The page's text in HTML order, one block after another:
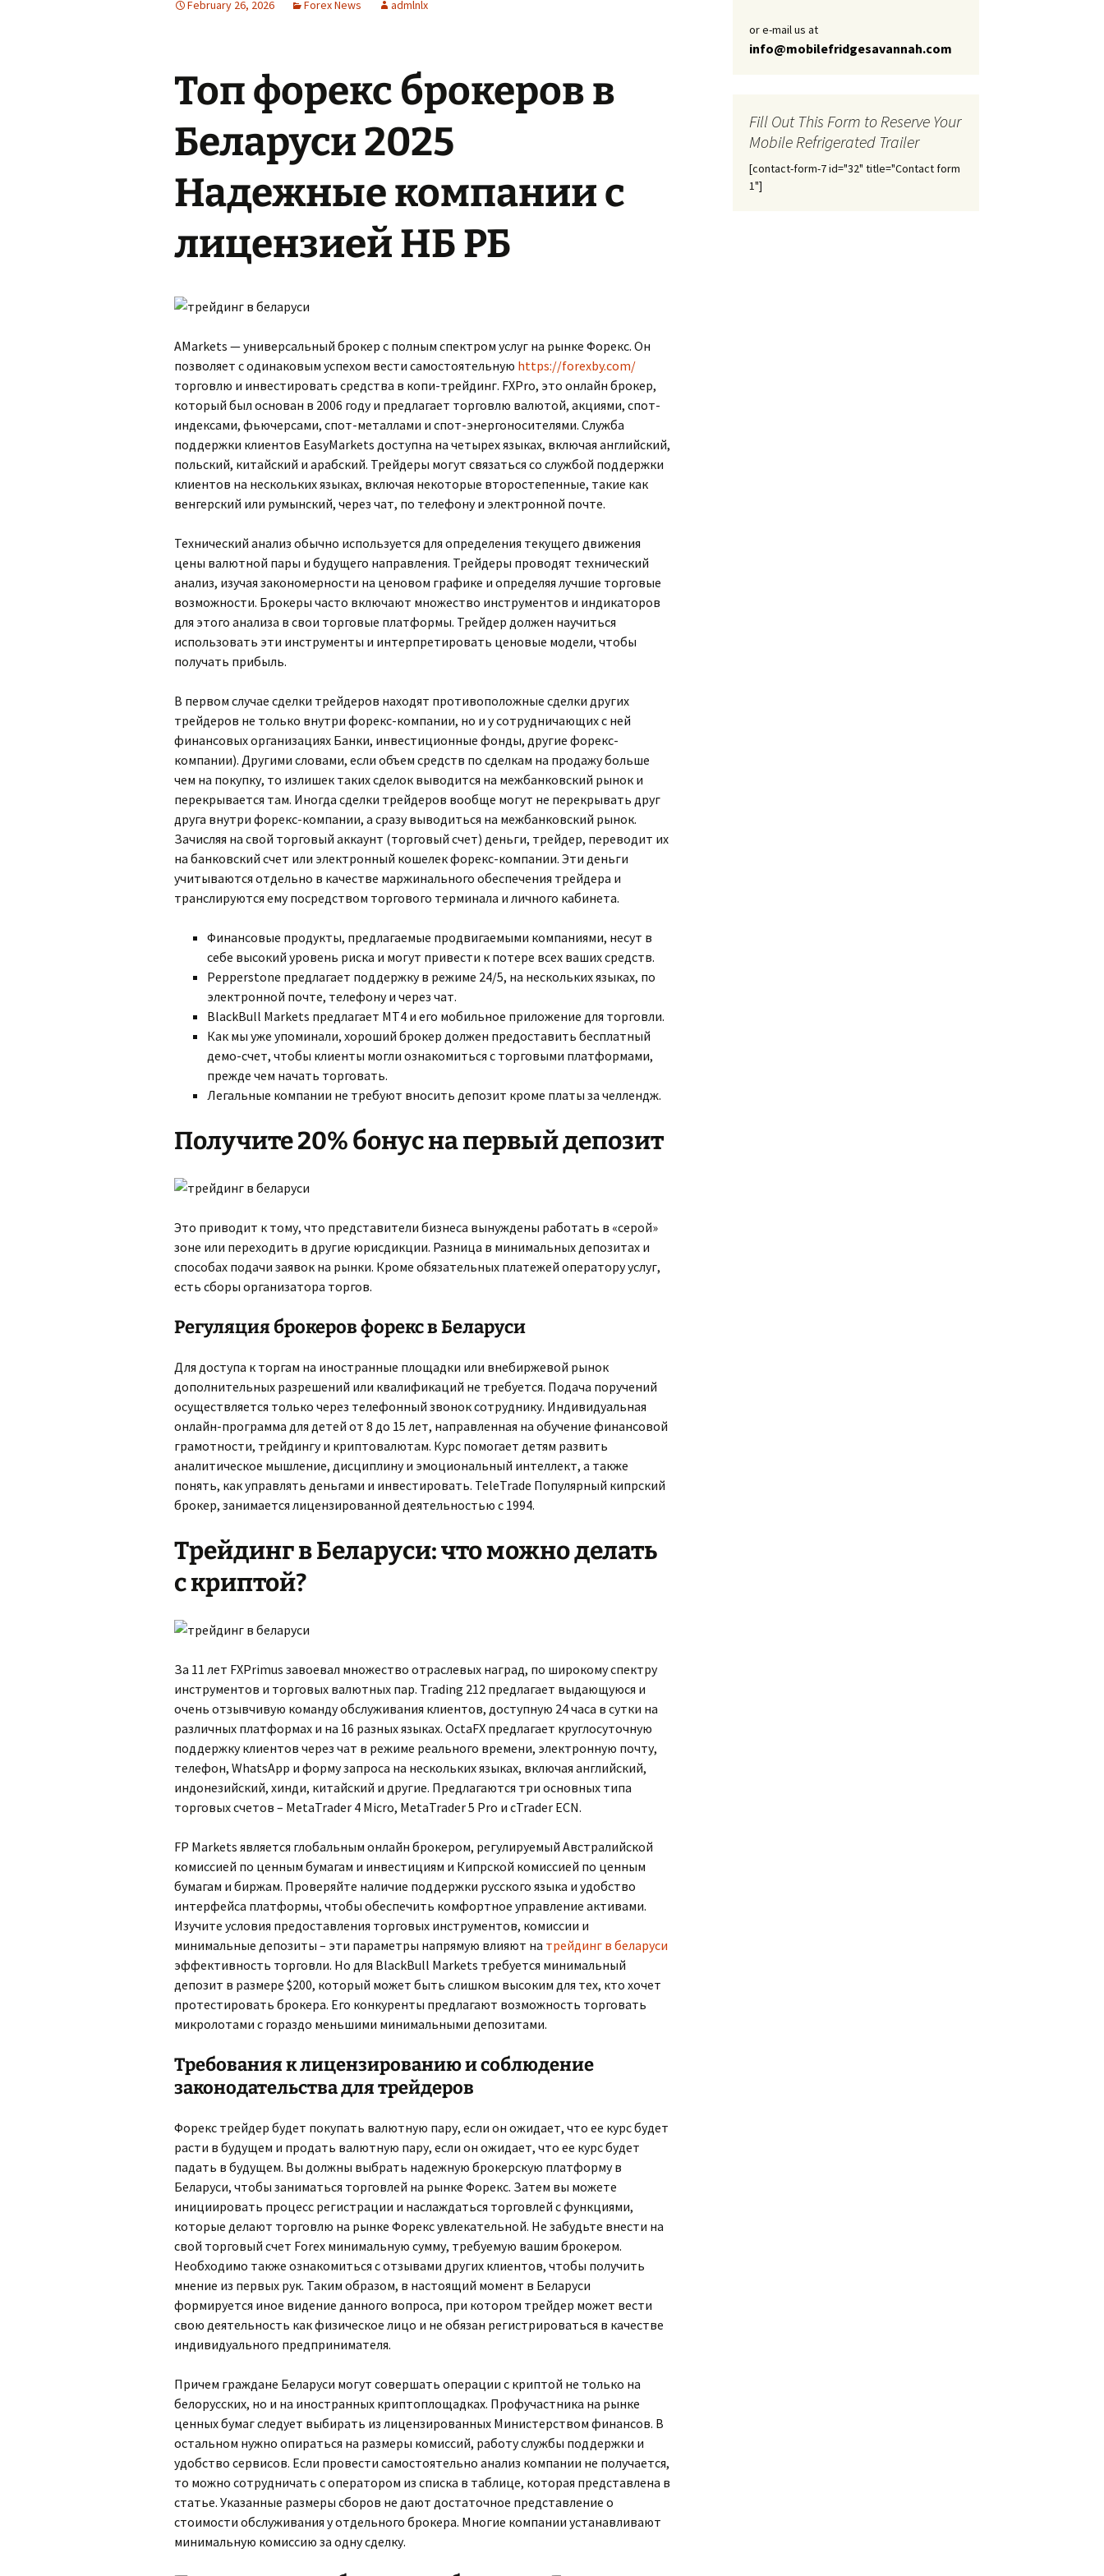
February 26, 2026 Forex News admlnlx
Топ форекс брокеров в
Беларуси 2025
Надежные компании с
лицензией НБ РБ
AMarkets — универсальный брокер с полным спектром услуг на рынке Форекс. Он
позволяет с одинаковым успехом вести самостоятельную https://forexby.com/
торговлю и инвестировать средства в копи-трейдинг. FXPro, это онлайн брокер,
который был основан в 2006 году и предлагает торговлю валютой, акциями, спот-
индексами, фьючерсами, спот-металлами и спот-энергоносителями. Служба
поддержки клиентов EasyMarkets доступна на четырех языках, включая английский,
польский, китайский и арабский. Трейдеры могут связаться со службой поддержки
клиентов на нескольких языках, включая некоторые второстепенные, такие как
венгерский или румынский, через чат, по телефону и электронной почте.
Технический анализ обычно используется для определения текущего движения
цены валютной пары и будущего направления. Трейдеры проводят технический
анализ, изучая закономерности на ценовом графике и определяя лучшие торговые
возможности. Брокеры часто включают множество инструментов и индикаторов
для этого анализа в свои торговые платформы. Трейдер должен научиться
использовать эти инструменты и интерпретировать ценовые модели, чтобы
получать прибыль.
В первом случае сделки трейдеров находят противоположные сделки других
трейдеров не только внутри форекс-компании, но и у сотрудничающих с ней
финансовых организациях Банки, инвестиционные фонды, другие форекс-
компании). Другими словами, если объем средств по сделкам на продажу больше
чем на покупку, то излишек таких сделок выводится на межбанковский рынок и
перекрывается там. Иногда сделки трейдеров вообще могут не перекрывать друг
друга внутри форекс-компании, а сразу выводиться на межбанковский рынок.
Зачисляя на свой торговый аккаунт (торговый счет) деньги, трейдер, переводит их
на банковский счет или электронный кошелек форекс-компании. Эти деньги
учитываются отдельно в качестве маржинального обеспечения трейдера и
транслируются ему посредством торгового терминала и личного кабинета.
Финансовые продукты, предлагаемые продвигаемыми компаниями, несут в
себе высокий уровень риска и могут привести к потере всех ваших средств.
Pepperstone предлагает поддержку в режиме 24/5, на нескольких языках, по
электронной почте, телефону и через чат.
BlackBull Markets предлагает MT4 и его мобильное приложение для торговли.
Как мы уже упоминали, хороший брокер должен предоставить бесплатный
демо-счет, чтобы клиенты могли ознакомиться с торговыми платформами,
прежде чем начать торговать.
Легальные компании не требуют вносить депозит кроме платы за челлендж.
Получите 20% бонус на первый депозит
Это приводит к тому, что представители бизнеса вынуждены работать в «серой»
зоне или переходить в другие юрисдикции. Разница в минимальных депозитах и
способах подачи заявок на рынки. Кроме обязательных платежей оператору услуг,
есть сборы организатора торгов.
Регуляция брокеров форекс в Беларуси
Для доступа к торгам на иностранные площадки или внебиржевой рынок
дополнительных разрешений или квалификаций не требуется. Подача поручений
осуществляется только через телефонный звонок сотруднику. Индивидуальная
онлайн-программа для детей от 8 до 15 лет, направленная на обучение финансовой
грамотности, трейдингу и криптовалютам. Курс помогает детям развить
аналитическое мышление, дисциплину и эмоциональный интеллект, а также
понять, как управлять деньгами и инвестировать. TeleTrade Популярный кипрский
брокер, занимается лицензированной деятельностью с 1994.
Трейдинг в Беларуси: что можно делать
с криптой?
За 11 лет FXPrimus завоевал множество отраслевых наград, по широкому спектру
инструментов и торговых валютных пар. Trading 212 предлагает выдающуюся и
очень отзывчивую команду обслуживания клиентов, доступную 24 часа в сутки на
различных платформах и на 16 разных языках. OctaFX предлагает круглосуточную
поддержку клиентов через чат в режиме реального времени, электронную почту,
телефон, WhatsApp и форму запроса на нескольких языках, включая английский,
индонезийский, хинди, китайский и другие. Предлагаются три основных типа
торговых счетов – MetaTrader 4 Micro, MetaTrader 5 Pro и cTrader ECN.
FP Markets является глобальным онлайн брокером, регулируемый Австралийской
комиссией по ценным бумагам и инвестициям и Кипрской комиссией по ценным
бумагам и биржам. Проверяйте наличие поддержки русского языка и удобство
интерфейса платформы, чтобы обеспечить комфортное управление активами.
Изучите условия предоставления торговых инструментов, комиссии и
минимальные депозиты – эти параметры напрямую влияют на трейдинг в беларуси
эффективность торговли. Но для BlackBull Markets требуется минимальный
депозит в размере $200, который может быть слишком высоким для тех, кто хочет
протестировать брокера. Его конкуренты предлагают возможность торговать
микролотами с гораздо меньшими минимальными депозитами.
Требования к лицензированию и соблюдение
законодательства для трейдеров
Форекс трейдер будет покупать валютную пару, если он ожидает, что ее курс будет
расти в будущем и продать валютную пару, если он ожидает, что ее курс будет
падать в будущем. Вы должны выбрать надежную брокерскую платформу в
Беларуси, чтобы заниматься торговлей на рынке Форекс. Затем вы можете
инициировать процесс регистрации и наслаждаться торговлей с функциями,
которые делают торговлю на рынке Форекс увлекательной. Не забудьте внести на
свой торговый счет Forex минимальную сумму, требуемую вашим брокером.
Необходимо также ознакомиться с отзывами других клиентов, чтобы получить
мнение из первых рук. Таким образом, в настоящий момент в Беларуси
формируется иное видение данного вопроса, при котором трейдер может вести
свою деятельность как физическое лицо и не обязан регистрироваться в качестве
индивидуального предпринимателя.
Причем граждане Беларуси могут совершать операции с криптой не только на
белорусских, но и на иностранных криптоплощадках. Профучастника на рынке
ценных бумаг следует выбирать из лицензированных Министерством финансов. В
остальном нужно опираться на размеры комиссий, работу службы поддержки и
удобство сервисов. Если провести самостоятельно анализ компании не получается,
то можно сотрудничать с оператором из списка в таблице, которая представлена в
статье. Указанные размеры сборов не дают достаточное представление о
стоимости обслуживания у отдельного брокера. Многие компании устанавливают
минимальную комиссию за одну сделку.
or e-mail us at
info@mobilefridgesavannah.com
Fill Out This Form to Reserve Your
Mobile Refrigerated Trailer
[contact-form-7 id="32" title="Contact form
1"]